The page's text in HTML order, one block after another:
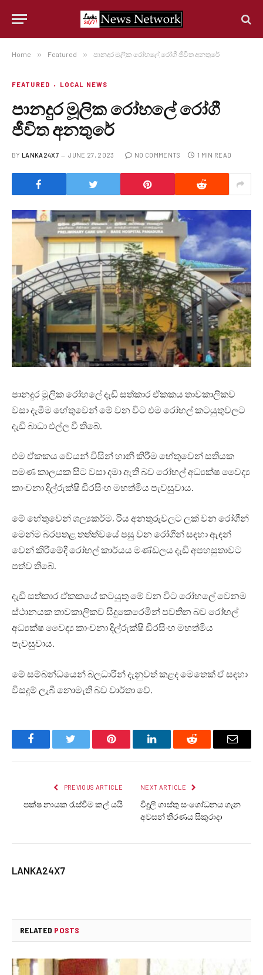
Home » Featured » පානදුර මූලික රෝහලේ රෝගී ජීවිත අනතුරේ
FEATURED LOCAL NEWS
පානදුර මූලික රෝහලේ රෝගී
ජීවිත අනතුරේ
BY LANKA24X7 JUNE 27, 2023 NO COMMENTS 1 MIN READ
පානදුර මූලික රෝහලේ දැඩි සත්කාර ඒකකය තාවකාලිකව
වසා දැමීම හේතුවෙන් මේ වන විට එම රෝහල් කටයුතුවලට
දැඩි බාධා එල්ල වී තිබේ.
එම ඒකකය වේයන් විසින් හානී කිරීම හේතුවෙන් සතියක
පමණ කාලයක සිට වසා දමා ඇති බව රෝහල් අධ්‍යක්ෂ වෛද්‍ය
කාංචනා දිල්රුක්ෂි ඩීරසිංහ මහත්මිය පැවසුවාය.
මේ හේතුවෙන් ශල්‍යකර්ම, රිය අනතුරුවලට ලක් වන රෝගීන්
මෙන්ම බරපතළ තත්ත්වයේ පසු වන රෝගීන් සඳහා ඇඳන්
වෙන් කිරීමේදී රෝහල් කාර්යය මණ්ඩලය දැඩි අපහසුතාවට
පත්ව තිබේ.
දැඩි සත්කාර ඒකකයේ කටයුතු මේ වන විට රෝහලේ වෙනම
ස්ථානයක තාවකාලිකව සිදුකෙරෙමින් පවතින බව රෝහල්
අධ්‍යක්ෂ වෛද්‍ය කාංචනා දිල්රුක්ෂි ඩීරසිංහ මහත්මිය
පැවසුවාය.
මේ සම්බන්ධයෙන් බලධාරීන් දැනුවත් කළද මෙතෙක් ඒ සඳහා
විසදුම් ලැබී නොමැති බව වාර්තා වේ.
FacebookTwitter Pinterest LinkedInReddit Email
PREVIOUS ARTICLE
පක්ෂ නායක රැස්වීම කල් යයි
NEXT ARTICLE
විදුලි ගාස්තු සංශෝධනය ගැන
අවසන් තීරණය සිකුරාදා
LANKA24X7
RELATED POSTS